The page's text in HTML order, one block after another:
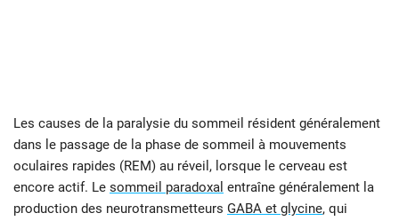
Les causes de la paralysie du sommeil résident généralement
dans le passage de la phase de sommeil à mouvements
oculaires rapides (REM) au réveil, lorsque le cerveau est
encore actif. Le sommeil paradoxal entraîne généralement la
production des neurotransmetteurs GABA et glycine, qui